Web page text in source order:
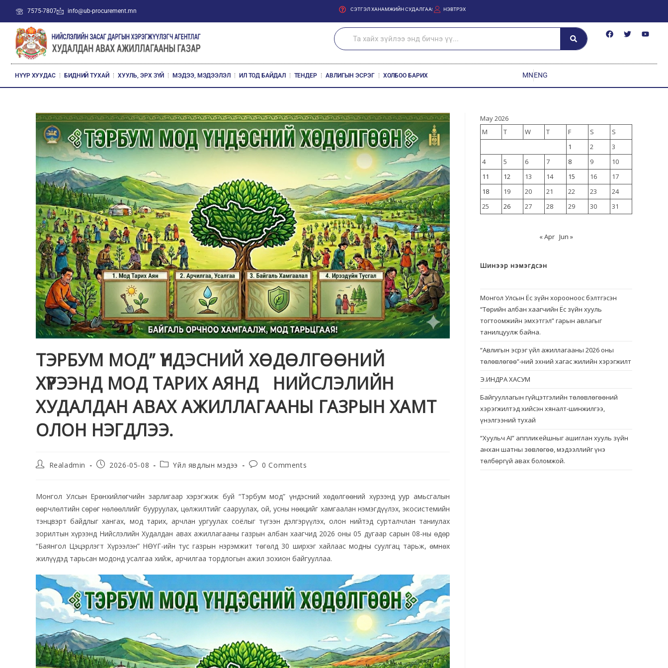
7575-7807 info@ub-procurement.mn СЭТГЭЛ ХАНАМЖИЙН СУДАЛГАА НЭВТРЭХ
НҮҮР ХУУДАС БИДНИЙ ТУХАЙ ХУУЛЬ, ЭРХ ЗҮЙ МЭДЭЭ, МЭДЭЭЛЭЛ ИЛ ТОД БАЙДАЛ ТЕНДЕР АВЛИГЫН ЭСРЭГ ХОЛБОО БАРИХ MNENG
ТЭРБУМ МОД” ҮНДЭСНИЙ ХӨДӨЛГӨӨНИЙ
ХҮРЭЭНД МОД ТАРИХ АЯНД НИЙСЛЭЛИЙН
ХУДАЛДАН АВАХ АЖИЛЛАГААНЫ ГАЗРЫН ХАМТ
ОЛОН НЭГДЛЭЭ.
Realadmin 2026-05-08 Үйл явдлын мэдээ 0 Comments
Монгол Улсын Ерөнхийлөгчийн зарлигаар хэрэгжиж буй “Тэрбум мод” үндэсний хөдөлгөөний хүрээнд уур амьсгалын
өөрчлөлтийн сөрөг нөлөөллийг бууруулах, цөлжилтийг сааруулах, ой, усны нөөцийг хамгаалан нэмэгдүүлэх, экосистемийн
тэнцвэрт байдлыг хангах, мод тарих, арчлан ургуулах соёлыг түгээн дэлгэрүүлэх, олон нийтэд сурталчлан таниулах
зорилтын хүрээнд Нийслэлийн Худалдан авах ажиллагааны газрын албан хаагчид 2026 оны 05 дугаар сарын 08-ны өдөр
“Баянгол Цэцэрлэгт Хүрээлэн” НӨҮГ-ийн тус газрын нэрэмжит төгөлд 30 ширхэг хайлаас модны суулгац тарьж, өмнөх
жилүүдэд тарьсан модонд усалгаа хийж, арчилгаа тордлогын ажил зохион байгууллаа.
May 2026
M
T W T F S
S
1
2
3
4
5 6 7 8 9
10
11
12 13 14 15 16
17
18
19 20 21 22 23
24
25
26 27 28 29 30 31
« Apr Jun »
Шинээр нэмэгдсэн
Монгол Улсын Ёс зүйн хорооноос бэлтгэсэн
“Төрийн албан хаагчийн Ёс зүйн хууль
тогтоомжийн эмхэтгэл” гарын авлагыг
танилцуулж байна.
“Авлигын эсрэг үйл ажиллагааны 2026 оны
төлөвлөгөө”-ний эхний хагас жилийн хэрэгжилт
Э.ИНДРА ХАСУМ
Байгууллагын гүйцэтгэлийн төлөвлөгөөний
хэрэгжилтэд хийсэн хяналт-шинжилгээ,
үнэлгээний тухай
“Хуульч АІ” аппликейшныг ашиглан хууль зүйн
анхан шатны зөвлөгөө, мэдээллийг үнэ
төлбөргүй авах боломжой.